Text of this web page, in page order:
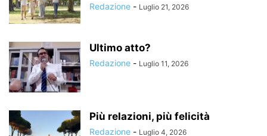
Redazione - Luglio 21, 2026
Ultimo atto?
Redazione - Luglio 11, 2026
Più relazioni, più felicità
Redazione - Luglio 4, 2026